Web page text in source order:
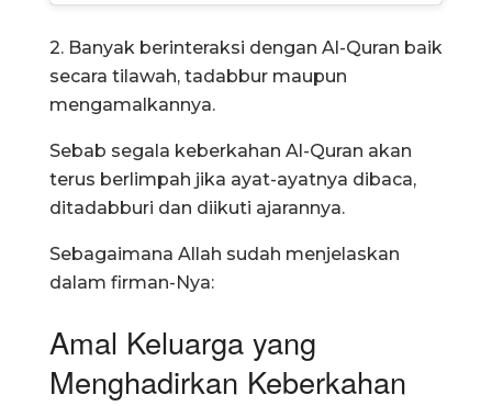
2. Banyak berinteraksi dengan Al-Quran baik
secara tilawah, tadabbur maupun
mengamalkannya.
Sebab segala keberkahan Al-Quran akan
terus berlimpah jika ayat-ayatnya dibaca,
ditadabburi dan diikuti ajarannya.
Sebagaimana Allah sudah menjelaskan
dalam firman-Nya:
Amal Keluarga yang
Menghadirkan Keberkahan